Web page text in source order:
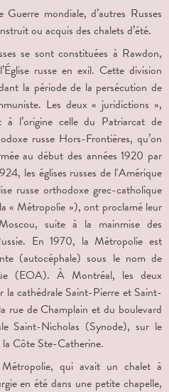
mondiale, d’autres Russes
ou acquis des chalets d’été.
se sont constituées à Rawdon,
russe en exil. Cette division
la période de la persécution de
Les deux « juridictions »,
l’origine celle du Patriarcat de
russe Hors-Frontières, qu’on
au début des années 1920 par
les églises russes de l'Amérique
russe orthodoxe grec-catholique
« Métropolie »), ont proclamé leur
suite à la mainmise des
En 1970, la Métropolie est
(autocéphale) sous le nom de
(EOA). À Montréal, les deux
la cathédrale Saint-Pierre et Saint-
rue de Champlain et du boulevard
Saint-Nicholas (Synode), sur le
Côte Ste-Catherine.
qui avait un chalet à
en été dans une petite chapelle,